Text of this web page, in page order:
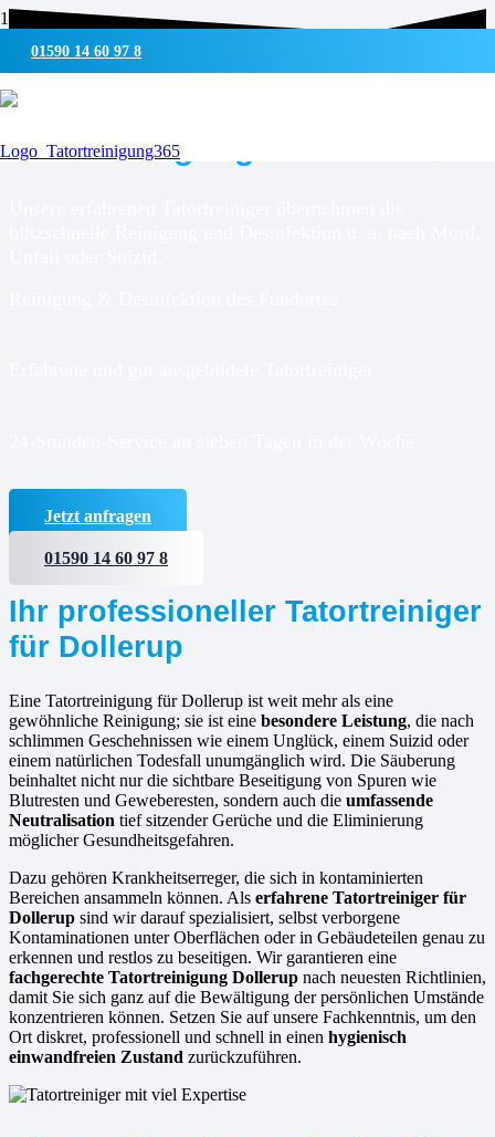
01590 14 60 97 8
UMWELTSCHONENDE REINIGUNG & DESINFEKTION
Tatortreinigung für
Jetzt anfragen
01590 14 60 97 8
Ihr professioneller Tatortreiniger
für Dollerup
Eine Tatortreinigung für Dollerup ist weit mehr als eine
gewöhnliche Reinigung; sie ist eine besondere Leistung, die nach
schlimmen Geschehnissen wie einem Unglück, einem Suizid oder
einem natürlichen Todesfall unumgänglich wird. Die Säuberung
beinhaltet nicht nur die sichtbare Beseitigung von Spuren wie
Blutresten und Geweberesten, sondern auch die umfassende
Neutralisation tief sitzender Gerüche und die Eliminierung
möglicher Gesundheitsgefahren.
Dazu gehören Krankheitserreger, die sich in kontaminierten
Bereichen ansammeln können. Als erfahrene Tatortreiniger für
Dollerup sind wir darauf spezialisiert, selbst verborgene
Kontaminationen unter Oberflächen oder in Gebäudeteilen genau zu
erkennen und restlos zu beseitigen. Wir garantieren eine
fachgerechte Tatortreinigung Dollerup nach neuesten Richtlinien,
damit Sie sich ganz auf die Bewältigung der persönlichen Umstände
konzentrieren können. Setzen Sie auf unsere Fachkenntnis, um den
Ort diskret, professionell und schnell in einen hygienisch
einwandfreien Zustand zurückzuführen.